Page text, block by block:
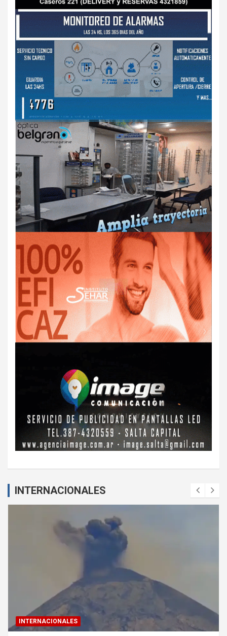
INTERNACIONALES
INTERNACIONALES